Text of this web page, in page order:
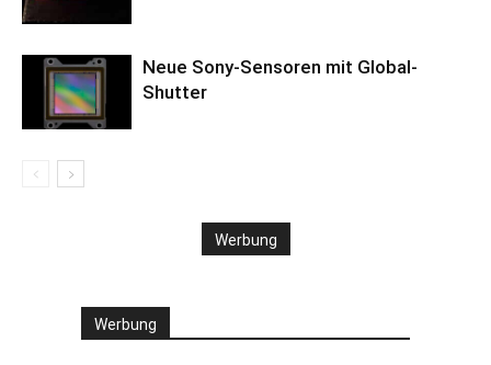
Neue Sony-Sensoren mit Global-
Shutter
Werbung
Werbung